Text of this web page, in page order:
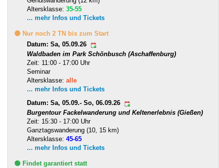
Altersklasse: 35-55
... mehr Infos und Tickets
🟡 Nur noch 2 TN bis zum Start
Datum: Sa, 05.09.26
Waldbaden im Park Schönbusch (Aschaffenburg)
Zeit: 11:00 - 17:00 Uhr
Seminar
Altersklasse: alle
... mehr Infos und Tickets
Datum: Sa, 05.09.- So, 06.09.26
Burgentour Fackelwanderung und Keltenerlebnis (Gießen)
Zeit: 15:30 - 17:00 Uhr
Ganztagswanderung (10, 15 km)
Altersklasse: 45-65
... mehr Infos und Tickets
🟢 Findet garantiert statt